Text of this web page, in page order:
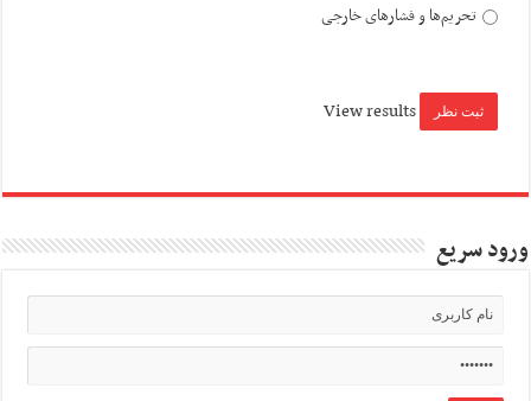
تحریم‌ها و فشارهای خارجی
View results
ورود سریع